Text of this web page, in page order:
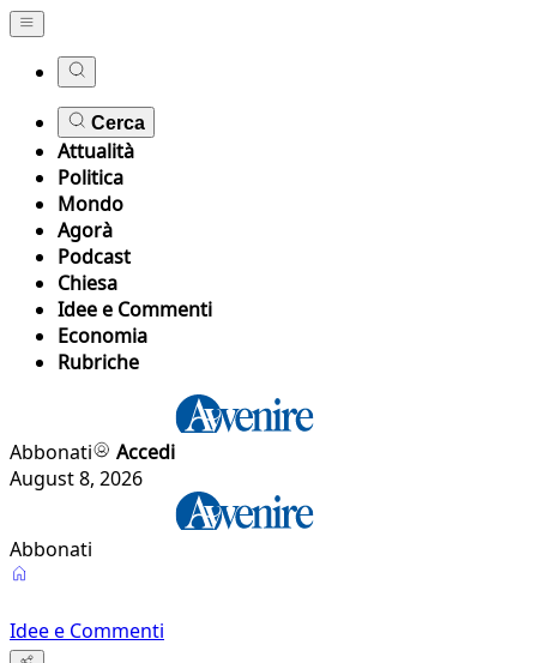
Cerca
Attualità
Politica
Mondo
Agorà
Podcast
Chiesa
Idee e Commenti
Economia
Rubriche
Abbonati
Accedi
August 8, 2026
Abbonati
Idee e Commenti